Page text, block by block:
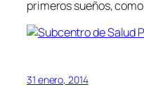
primeros sueños,
31 enero, 2014